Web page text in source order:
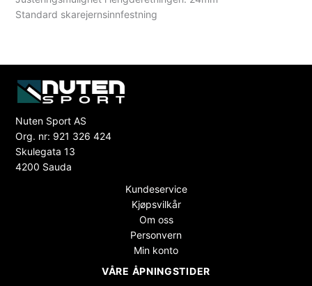
Standard skarejernsinnfestning
Nuten Sport AS
Org. nr: 921 326 424
Skulegata 13
4200 Sauda
Kundeservice
Kjøpsvilkår
Om oss
Personvern
Min konto
VÅRE ÅPNINGSTIDER